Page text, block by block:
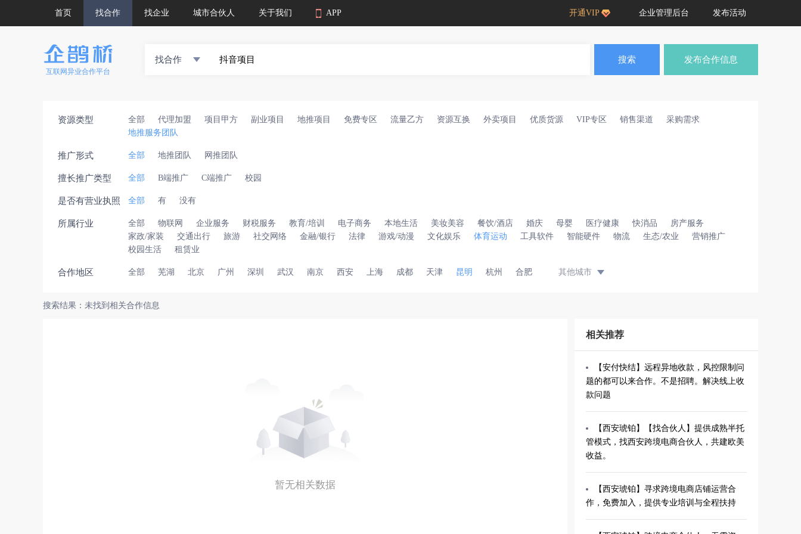
首页 找合作 找企业 城市合伙人 关于我们 APP 开通VIP 企业管理后台 发布活动
互联网异业合作平台
找合作 搜索 发布合作信息
资源类型 全部 代理加盟 项目甲方 副业项目 地推项目 免费专区 流量乙方 资源互换 外卖项目 优质货源 VIP专区 销售渠道
采购需求
地推服务团队
推广形式 全部 地推团队 网推团队
擅长推广类型 全部 B端推广 C端推广 校园
是否有营业执照 全部 有 没有
所属行业 全部 物联网 企业服务 财税服务 教育/培训 电子商务 本地生活 美妆美容 餐饮/酒店 婚庆 母婴 医疗健康 快消品
房产服务
家政/家装
交通出行 旅游 社交网络 金融/银行 法律 游戏/动漫 文化娱乐 体育运动 工具软件 智能硬件 物流 生态/农业
营销推广
校园生活
租赁业
合作地区 全部 芜湖 北京 广州 深圳 武汉 南京 西安 上海 成都 天津 昆明 杭州 合肥 其他城市
搜索结果：未找到相关合作信息
暂无相关数据
相关推荐
【安付快结】远程异地收款，风控限制问
题的都可以来合作。不是招聘。解决线上收
款问题
【西安琥铂】【找合伙人】提供成熟半托
管模式，找西安跨境电商合伙人，共建欧美
收益。
【西安琥铂】寻求跨境电商店铺运营合
作，免费加入，提供专业培训与全程扶持